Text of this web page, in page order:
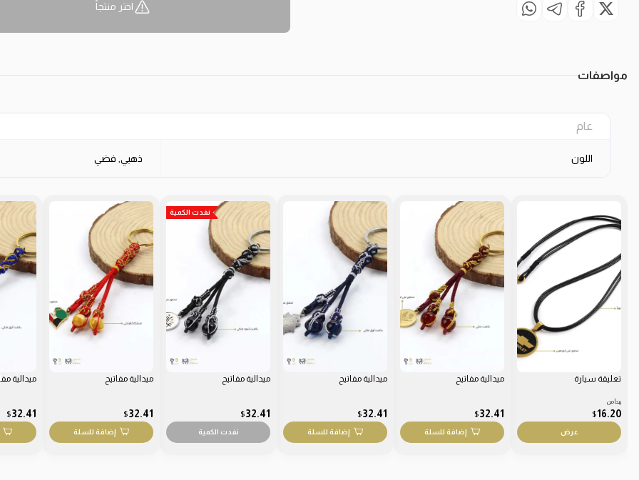
اختر منتجاً
مواصفات
عام
اللون ذهبي, فضي
تعليقة سيارة
يبدأ من
16.20
$
عرض
ميدالية مفاتيح
32.41
$
إضافة للسلة
ميدالية مفاتيح
32.41
$
إضافة للسلة
نفدت الكمية
ميدالية مفاتيح
32.41
$
نفدت الكمية
ميدالية مفاتيح
32.41
$
إضافة للسلة
ميدالية
32.41
$